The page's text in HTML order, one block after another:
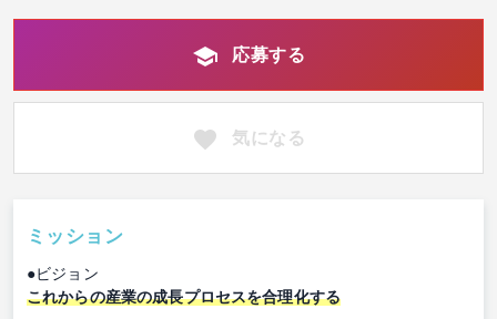
応募する
気になる
ミッション
●ビジョン
これからの産業の成長プロセスを合理化する